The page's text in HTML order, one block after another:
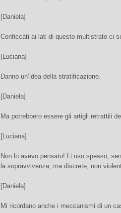
[Daniela]
Conficcàti ai lati di questo multistrato ci
[Luciana]
Danno un’idea della stratificazione.
[Daniela]
Ma potrebbero essere gli artigli retrattili
[Luciana]
Non lo avevo pensato! Li uso spesso,
la sopravvivenza, ma discrete, non
[Daniela]
Mi ricordano anche i meccanismi di un